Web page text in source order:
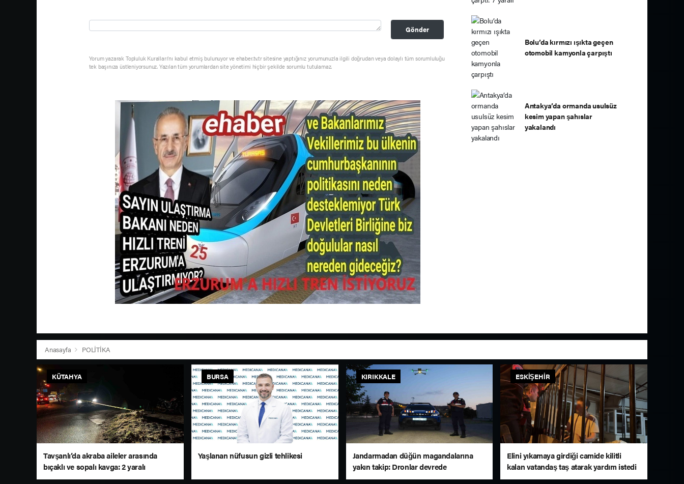
Gönder
Yorum yazarak Topluluk Kuralları’nı kabul etmiş bulunuyor ve ehaber.tv.tr sitesine yaptığınız yorumunuzla ilgili doğrudan veya dolaylı tüm sorumluluğu
tek başınıza üstleniyorsunuz. Yazılan tüm yorumlardan site yönetimi hiçbir şekilde sorumlu tutulamaz.
Bolu’da kırmızı ışıkta geçen
otomobil kamyonla çarpıştı
Antakya’da ormanda usulsüz
kesim yapan şahıslar
yakalandı
Anasayfa POLİTİKA
KÜTAHYA
Tavşanlı’da akraba aileler arasında
bıçaklı ve sopalı kavga: 2 yaralı
BURSA
Yaşlanan nüfusun gizli tehlikesi
KIRIKKALE
Jandarmadan düğün magandalarına
yakın takip: Dronlar devrede
ESKIŞEHIR
Elini yıkamaya girdiği camide kilitli
kalan vatandaş taş atarak yardım istedi